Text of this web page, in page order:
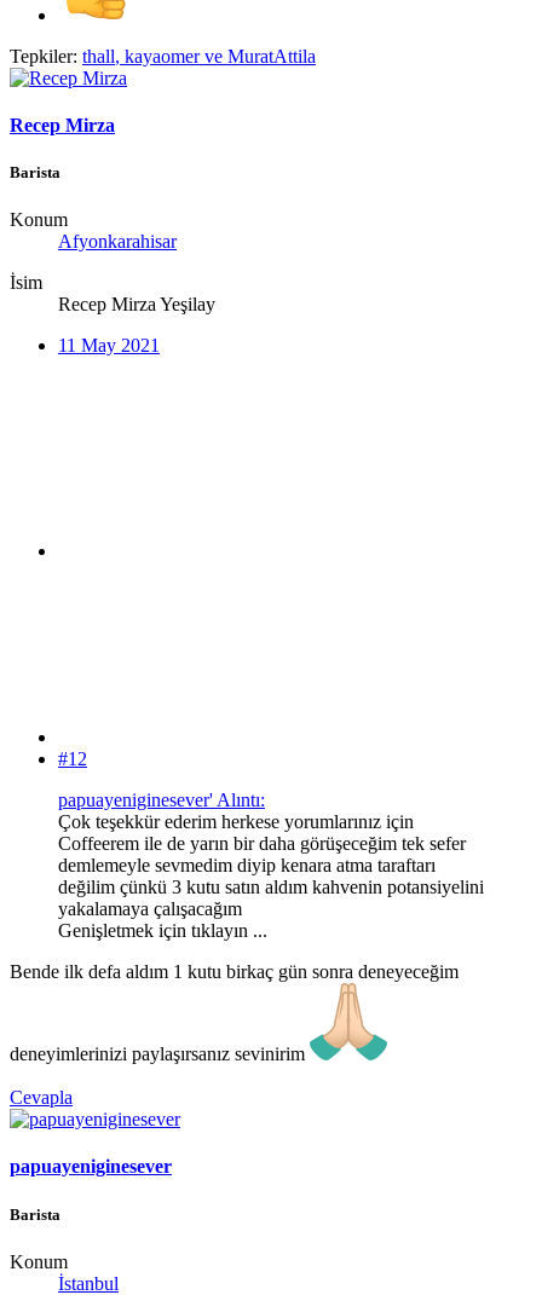
Tepkiler: thall, kayaomerve MuratAttila
Recep Mirza
Barista
Konum
Afyonkarahisar
İsim
Recep Mirza Yeşilay
11 May 2021
#12
papuayeniginesever' Alıntı:
Çok teşekkür ederim herkese yorumlarınız için
Coffeerem ile de yarın bir daha görüşeceğim tek sefer
demlemeyle sevmedim diyip kenara atma taraftarı
değilim çünkü 3 kutu satın aldım kahvenin potansiyelini
yakalamaya çalışacağım
Genişletmek için tıklayın ...
Bende ilk defa aldım 1 kutu birkaç gün sonra deneyeceğim
deneyimlerinizi paylaşırsanız sevinirim
Cevapla
papuayeniginesever
Barista
Konum
İstanbul